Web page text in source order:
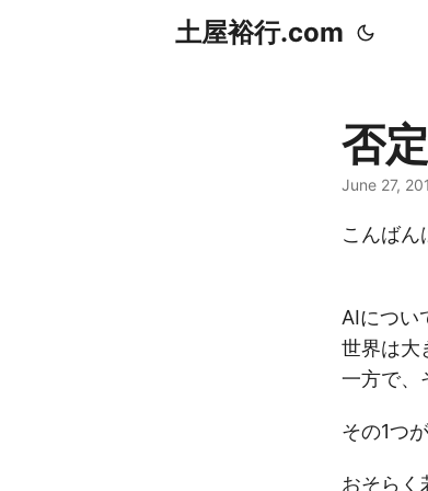
土屋裕行.com
否
June 27,
こんばん
AIについ
世界は大
一方で、
その1つが
おそらく